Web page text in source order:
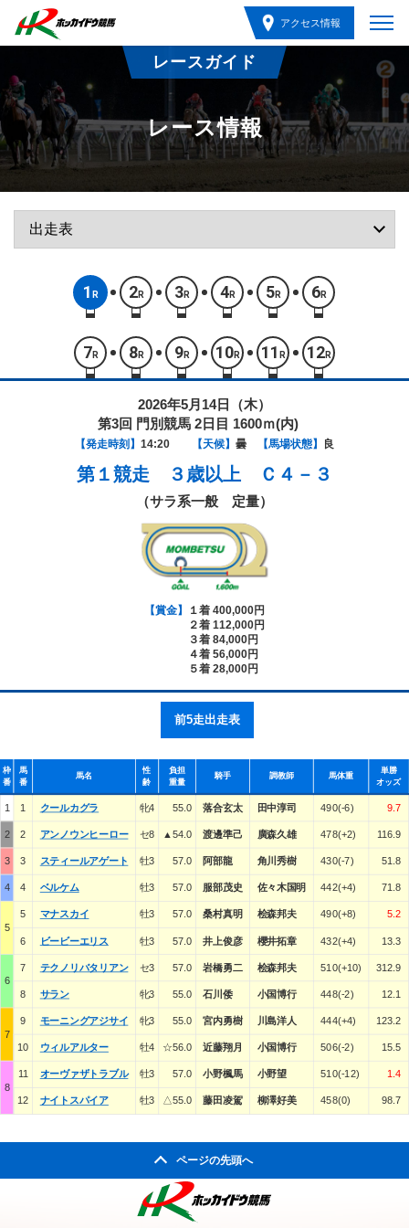
アクセス情報
レースガイド
レース情報
1 R 2R 3R 4R 5R 6R
7 R 8R 9R 10R 11 R 12R
2026年5月14日（木）
第3回 門別競馬 2日目 1600ｍ(内)
【発走時刻】 14:20 【天候】 曇 【馬場状態】 良
第１競走 ３歳以上 Ｃ４－３
（サラ系一般 定量）
【賞金】
１着 400,000円
２着 112,000円
３着 84,000円
４着 56,000円
５着 28,000円
前5走出走表
枠
番
馬
番
馬名
性
齢
負担
重量
騎手 調教師 馬体重
単勝
オッズ
1 1 クールカグラ 牝4 55.0 落合玄太 田中淳司 490(-6) 9.7
2 2 アンノウンヒーロー セ8 ▲54.0 渡邊準己 廣森久雄 478(+2) 116.9
3 3 スティールアゲート 牡3 57.0 阿部龍 角川秀樹 430(-7) 51.8
4 4 ベルケム 牡3 57.0 服部茂史 佐々木国明 442(+4) 71.8
5
5 マナスカイ 牡3 57.0 桑村真明 桧森邦夫 490(+8) 5.2
6 ビービーエリス 牡3 57.0 井上俊彦 櫻井拓章 432(+4) 13.3
6
7 テクノリバタリアン セ3 57.0 岩橋勇二 桧森邦夫 510(+10) 312.9
8 サラン 牝3 55.0 石川倭 小国博行 448(-2) 12.1
7
9 モーニングアジサイ 牝3 55.0 宮内勇樹 川島洋人 444(+4) 123.2
10 ウィルアルター 牡4 ☆56.0 近藤翔月 小国博行 506(-2) 15.5
8
11 オーヴァザトラブル 牡3 57.0 小野楓馬 小野望 510(-12) 1.4
12 ナイトスパイア 牡3 △55.0 藤田凌駕 柳澤好美 458(0) 98.7
ページの先頭へ